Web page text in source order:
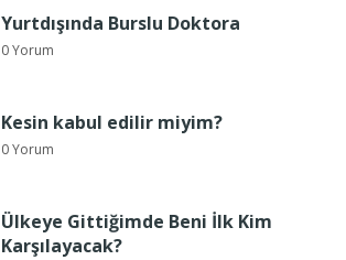
Yurtdışında Burslu Doktora
0 Yorum
Kesin kabul edilir miyim?
0 Yorum
Ülkeye Gittiğimde Beni İlk Kim
Karşılayacak?